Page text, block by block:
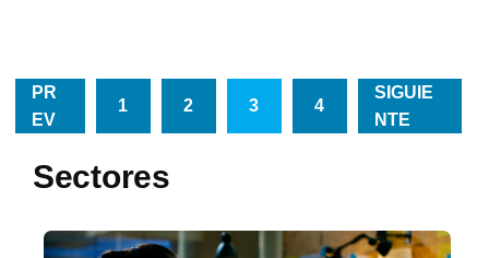
PR
EV
1 2 3 4
SIGUIE
NTE
Sectores